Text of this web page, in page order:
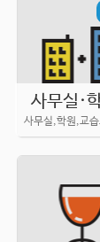
의원 등
사무실·
사무실,학원,교